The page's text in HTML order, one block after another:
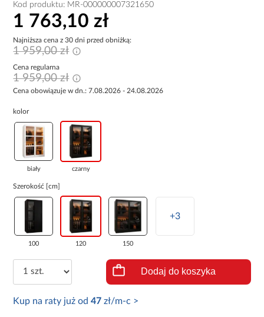
Kod produktu: MR-000000007321650
1 763,10 zł
Najniższa cena z 30 dni przed obniżką:
1 959,00 zł
Cena regularna
1 959,00 zł
Cena obowiązuje w dn.: 7.08.2026 - 24.08.2026
kolor
biały czarny
Szerokość [cm]
100 120 150
+3
Dodaj do koszyka
Kup na raty już od47 zł/m-c >